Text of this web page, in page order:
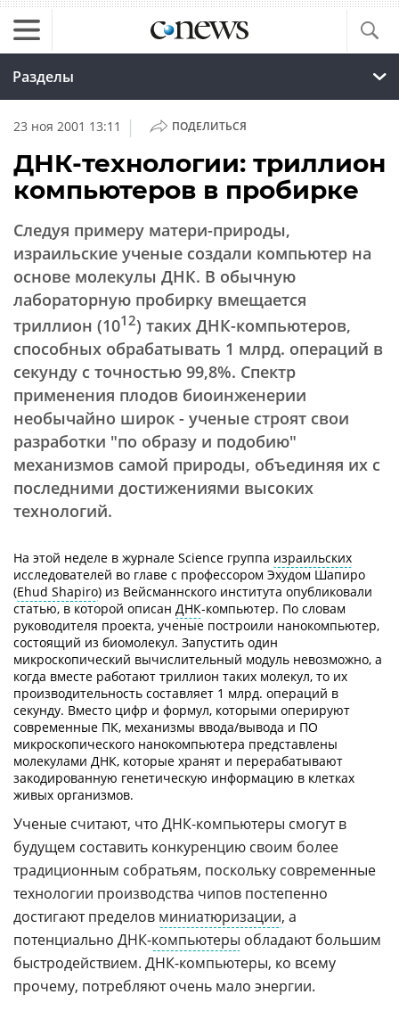
Разделы
23 ноя 2001 13:11 | ПОДЕЛИТЬСЯ
ДНК-технологии: триллион
компьютеров в пробирке
Следуя примеру матери-природы,
израильские ученые создали компьютер на
основе молекулы ДНК. В обычную
лабораторную пробирку вмещается
триллион (1012) таких ДНК-компьютеров,
способных обрабатывать 1 млрд. операций в
секунду с точностью 99,8%. Спектр
применения плодов биоинженерии
необычайно широк - ученые строят свои
разработки "по образу и подобию"
механизмов самой природы, объединяя их с
последними достижениями высоких
технологий.
На этой неделе в журнале Science группа израильских
исследователей во главе с профессором Эхудом Шапиро
(Ehud Shapiro) из Вейсманнского института опубликовали
статью, в которой описан ДНК-компьютер. По словам
руководителя проекта, ученые построили нанокомпьютер,
состоящий из биомолекул. Запустить один
микроскопический вычислительный модуль невозможно, а
когда вместе работают триллион таких молекул, то их
производительность составляет 1 млрд. операций в
секунду. Вместо цифр и формул, которыми оперируют
современные ПК, механизмы ввода/вывода и ПО
микроскопического нанокомпьютера представлены
молекулами ДНК, которые хранят и перерабатывают
закодированную генетическую информацию в клетках
живых организмов.
Ученые считают, что ДНК-компьютеры смогут в
будущем составить конкуренцию своим более
традиционным собратьям, поскольку современные
технологии производства чипов постепенно
достигают пределов миниатюризации, а
потенциально ДНК-компьютеры обладают большим
быстродействием. ДНК-компьютеры, ко всему
прочему, потребляют очень мало энергии.